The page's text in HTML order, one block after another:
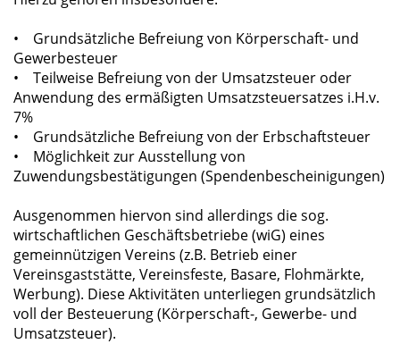
• Grundsätzliche Befreiung von Körperschaft- und
Gewerbesteuer
• Teilweise Befreiung von der Umsatzsteuer oder
Anwendung des ermäßigten Umsatzsteuersatzes i.H.v.
7%
• Grundsätzliche Befreiung von der Erbschaftsteuer
• Möglichkeit zur Ausstellung von
Zuwendungsbestätigungen (Spendenbescheinigungen)
Ausgenommen hiervon sind allerdings die sog.
wirtschaftlichen Geschäftsbetriebe (wiG) eines
gemeinnützigen Vereins (z.B. Betrieb einer
Vereinsgaststätte, Vereinsfeste, Basare, Flohmärkte,
Werbung). Diese Aktivitäten unterliegen grundsätzlich
voll der Besteuerung (Körperschaft-, Gewerbe- und
Umsatzsteuer).